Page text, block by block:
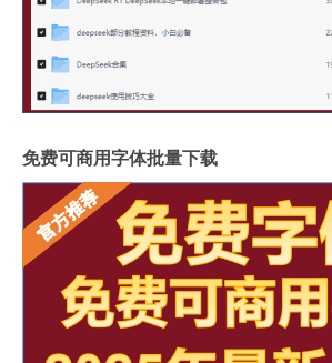
免费可商用字体批量下载